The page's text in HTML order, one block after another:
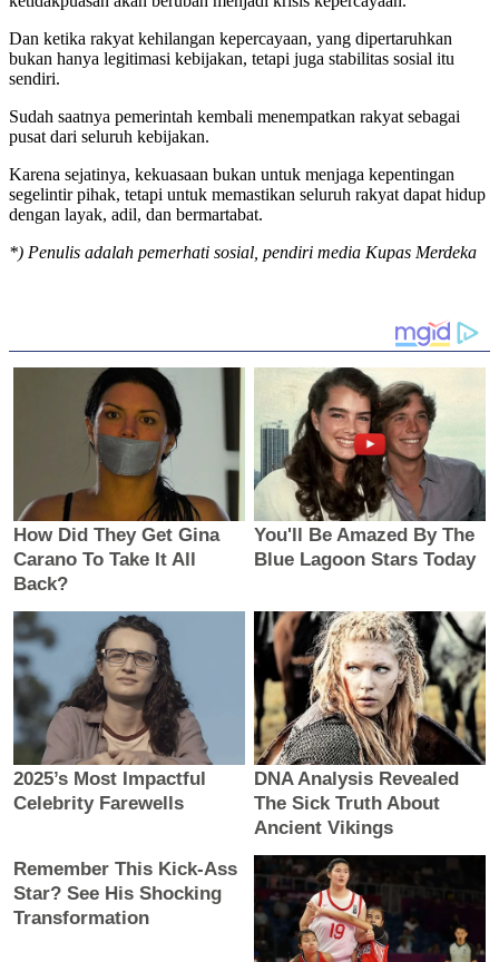
Dan ketika rakyat kehilangan kepercayaan, yang dipertaruhkan
bukan hanya legitimasi kebijakan, tetapi juga stabilitas sosial itu
sendiri.
Sudah saatnya pemerintah kembali menempatkan rakyat sebagai
pusat dari seluruh kebijakan.
Karena sejatinya, kekuasaan bukan untuk menjaga kepentingan
segelintir pihak, tetapi untuk memastikan seluruh rakyat dapat hidup
dengan layak, adil, dan bermartabat.
*) Penulis adalah pemerhati sosial, pendiri media Kupas Merdeka